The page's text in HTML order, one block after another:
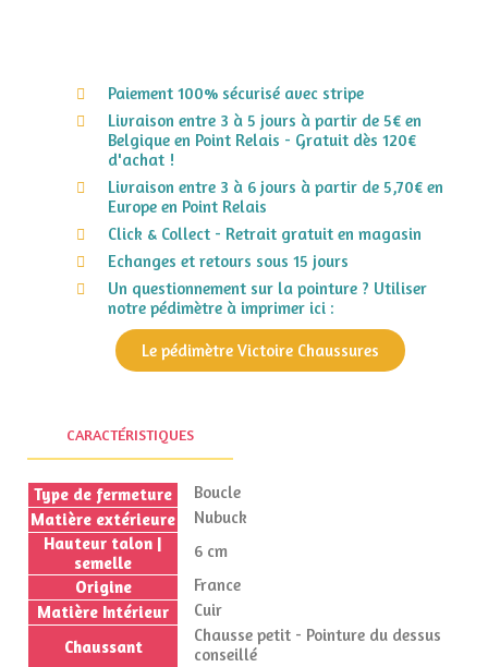
Paiement 100% sécurisé avec stripe
Livraison entre 3 à 5 jours à partir de 5€ en
Belgique en Point Relais - Gratuit dès 120€
d'achat !
Livraison entre 3 à 6 jours à partir de 5,70€ en
Europe en Point Relais
Click & Collect - Retrait gratuit en magasin
Echanges et retours sous 15 jours
Un questionnement sur la pointure ? Utiliser
notre pédimètre à imprimer ici :
Le pédimètre Victoire Chaussures
CARACTÉRISTIQUES
Type de fermeture
Boucle
Matière extérieure
Nubuck
Hauteur talon |
semelle
6 cm
Origine
France
Matière Intérieur
Cuir
Chaussant
Chausse petit - Pointure du dessus
conseillé